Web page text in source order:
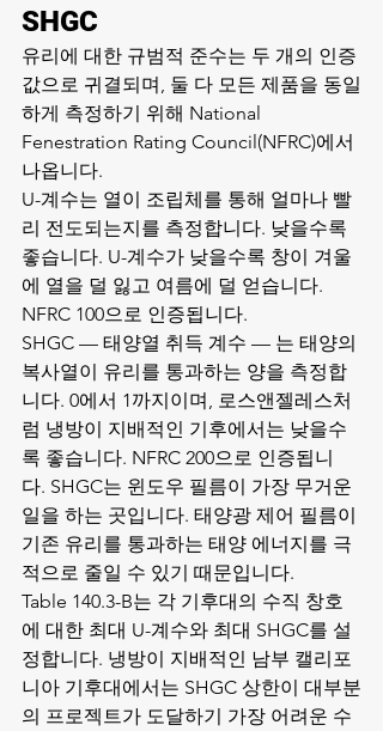
SHGC
유리에 대한 규범적 준수는 두 개의 인증
값으로 귀결되며, 둘 다 모든 제품을 동일
하게 측정하기 위해 National
Fenestration Rating Council(NFRC)에서
나옵니다.
U-계수는 열이 조립체를 통해 얼마나 빨
리 전도되는지를 측정합니다. 낮을수록
좋습니다. U-계수가 낮을수록 창이 겨울
에 열을 덜 잃고 여름에 덜 얻습니다.
NFRC 100으로 인증됩니다.
SHGC — 태양열 취득 계수 — 는 태양의
복사열이 유리를 통과하는 양을 측정합
니다. 0에서 1까지이며, 로스앤젤레스처
럼 냉방이 지배적인 기후에서는 낮을수
록 좋습니다. NFRC 200으로 인증됩니
다. SHGC는 윈도우 필름이 가장 무거운
일을 하는 곳입니다. 태양광 제어 필름이
기존 유리를 통과하는 태양 에너지를 극
적으로 줄일 수 있기 때문입니다.
Table 140.3-B는 각 기후대의 수직 창호
에 대한 최대 U-계수와 최대 SHGC를 설
정합니다. 냉방이 지배적인 남부 캘리포
니아 기후대에서는 SHGC 상한이 대부분
의 프로젝트가 도달하기 가장 어려운 수